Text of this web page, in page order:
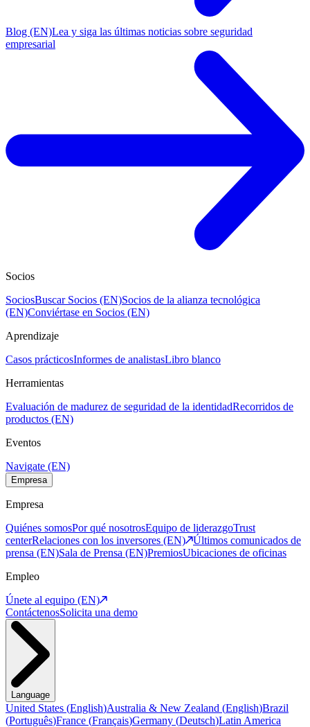
Blog (EN)Lea y siga las últimas noticias sobre seguridad
empresarial
Socios
SociosBuscar Socios (EN)Socios de la alianza tecnológica
(EN)Conviértase en Socios (EN)
Aprendizaje
Casos prácticosInformes de analistasLibro blanco
Herramientas
Evaluación de madurez de seguridad de la identidadRecorridos de
productos (EN)
Eventos
Navigate (EN)
Empresa
Empresa
Quiénes somosPor qué nosotrosEquipo de liderazgoTrust
centerRelaciones con los inversores (EN)
Últimos comunicados de
prensa (EN)Sala de Prensa (EN)PremiosUbicaciones de oficinas
Empleo
Únete al equipo (EN)
ContáctenosSolicita una demo
Language
United States (English)Australia & New Zealand (English)Brazil
(Português)France (Français)Germany (Deutsch)Latin America